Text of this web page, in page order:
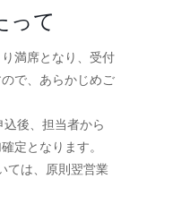
って
満席となり、受付
で、あらかじめご
後、担当者から
定となります。
ては、原則翌営業